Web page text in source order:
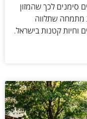
סימנים לכך שהמזון
מתמחה שתלווה
וחיות קטנות בישראל.